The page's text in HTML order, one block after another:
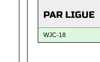
PAR LIGUE
WJC-18